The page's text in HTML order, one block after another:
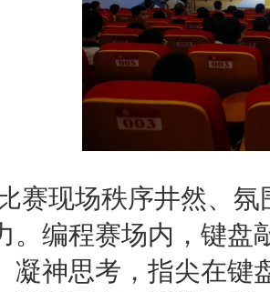
比赛现场秩序井然、
。编程赛场内，键盘
凝神思考，指尖在键